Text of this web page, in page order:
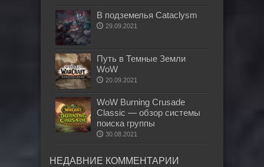
В подземелья Cataclysm
29.09.2021
Путь в Темные Земли
WoW
20.09.2021
WoW Burning Crusade
Classic — обзор системы
поиска группы
30.08.2021
НЕДАВНИЕ КОММЕНТАРИИ